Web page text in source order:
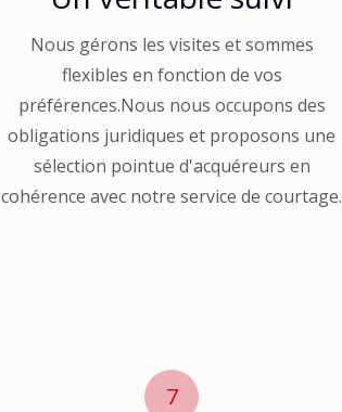
Nous gérons les visites et sommes
flexibles en fonction de vos
préférences.Nous nous occupons des
obligations juridiques et proposons une
sélection pointue d'acquéreurs en
cohérence avec notre service de courtage.
7